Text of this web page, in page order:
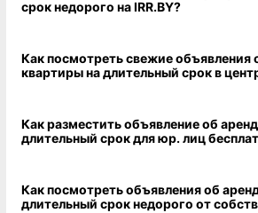
срок недорого на IRR.BY?
Как посмотреть свежие объявления
квартиры на длительный
Как разместить объявление об
длительный срок
Как посмотреть объявления об
длительный срок